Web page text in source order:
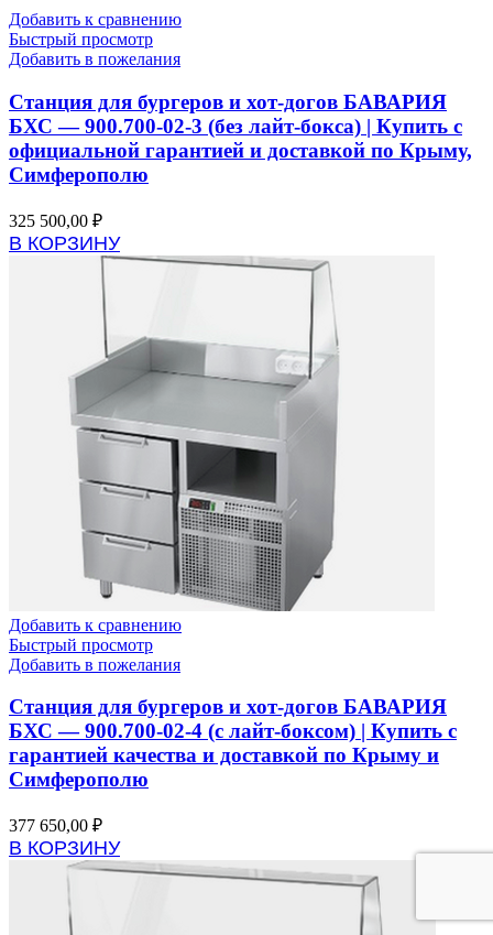
Добавить к сравнению
Быстрый просмотр
Добавить в пожелания
Станция для бургеров и хот-догов БАВАРИЯ
БХС — 900.700-02-3 (без лайт-бокса) | Купить с
официальной гарантией и доставкой по Крыму,
Симферополю
325 500,00 ₽
В КОРЗИНУ
Добавить к сравнению
Быстрый просмотр
Добавить в пожелания
Станция для бургеров и хот-догов БАВАРИЯ
БХС — 900.700-02-4 (с лайт-боксом) | Купить с
гарантией качества и доставкой по Крыму и
Симферополю
377 650,00 ₽
В КОРЗИНУ